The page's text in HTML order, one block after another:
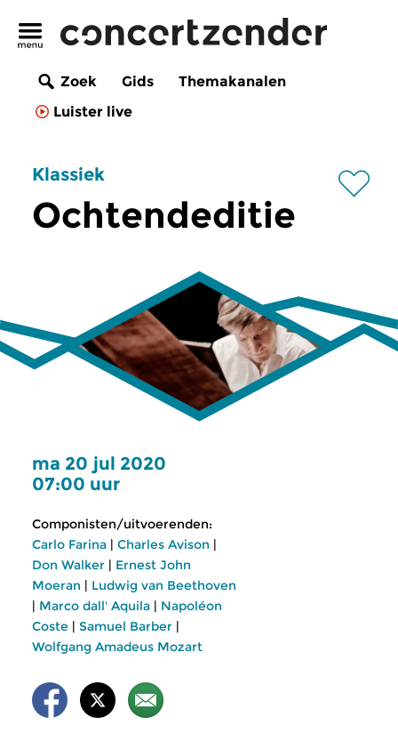
Zoek Gids
Themakanalen
Luister live
Klassiek
Ochtendeditie
ma 20 jul 2020
07:00 uur
Componisten/uitvoerenden:
Carlo Farina | Charles Avison |
Don Walker | Ernest John
Moeran | Ludwig van Beethoven
| Marco dall' Aquila | Napoléon
Coste | Samuel Barber |
Wolfgang Amadeus Mozart